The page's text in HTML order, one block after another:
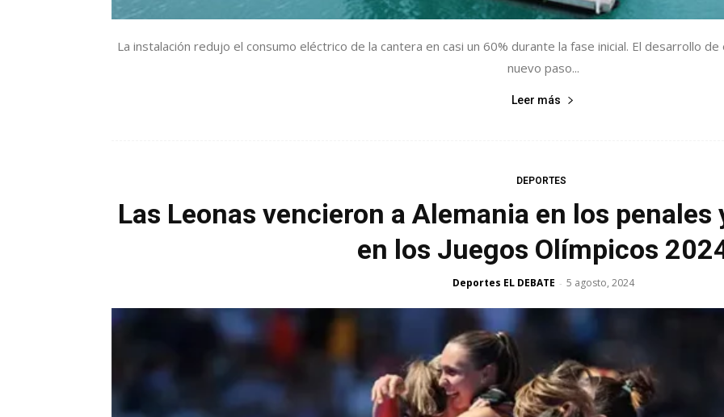
La instalación redujo el consumo eléctrico de la cantera en casi un 60% durante la fase inicial. El desarrollo
nuevo paso...
Leer más
DEPORTES
Las Leonas vencieron a Alemania en los penales
en los Juegos Olímpicos
Deportes EL DEBATE - 5 agosto, 2024